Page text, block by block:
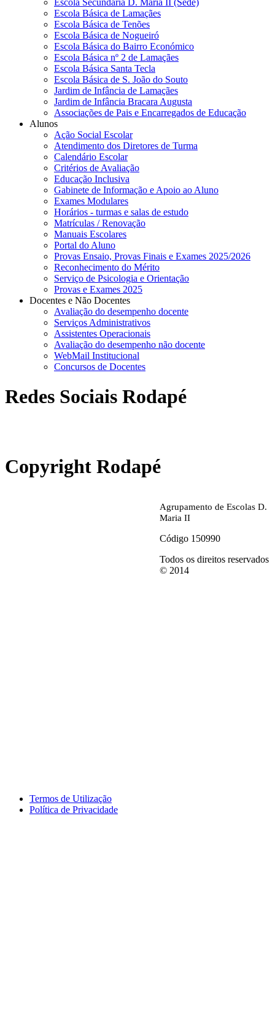
Escola Básica de Lamaçães
Escola Básica de Tenões
Escola Básica de Nogueiró
Escola Básica do Bairro Económico
Escola Básica nº 2 de Lamaçães
Escola Básica Santa Tecla
Escola Básica de S. João do Souto
Jardim de Infância de Lamaçães
Jardim de Infância Bracara Augusta
Associações de Pais e Encarregados de Educação
Alunos
Ação Social Escolar
Atendimento dos Diretores de Turma
Calendário Escolar
Critérios de Avaliação
Educação Inclusiva
Gabinete de Informação e Apoio ao Aluno
Exames Modulares
Horários - turmas e salas de estudo
Matrículas / Renovação
Manuais Escolares
Portal do Aluno
Provas Ensaio, Provas Finais e Exames 2025/2026
Reconhecimento do Mérito
Serviço de Psicologia e Orientação
Provas e Exames 2025
Docentes e Não Docentes
Avaliação do desempenho docente
Serviços Administrativos
Assistentes Operacionais
Avaliação do desempenho não docente
WebMail Institucional
Concursos de Docentes
Redes Sociais Rodapé
Copyright Rodapé
Agrupamento de Escolas D.
Maria II
Código 150990
Todos os direitos reservados
© 2014
Termos de Utilização
Política de Privacidade